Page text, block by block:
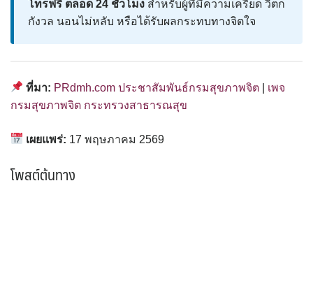
โทรฟรี ตลอด 24 ชั่วโมง สำหรับผู้ที่มีความเครียด วิตก
กังวล นอนไม่หลับ หรือได้รับผลกระทบทางจิตใจ
ที่มา: PRdmh.com ประชาสัมพันธ์กรมสุขภาพจิต
เพจ
กรมสุขภาพจิต กระทรวงสาธารณสุข
เผยแพร่: 17 พฤษภาคม 2569
โพสต์ต้นทาง